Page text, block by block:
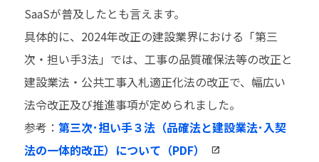
SaaSが普及したとも言えます。
具体的に、2024年改正の建設業界における「第三
次・担い手3法」では、工事の品質確保法等の改正と
建設業法・公共工事入札適正化法の改正で、幅広い
法令改正及び推進事項が定められました。
参考： 第三次･担い手３法（品確法と建設業法･入契
法の一体的改正）について（PDF）